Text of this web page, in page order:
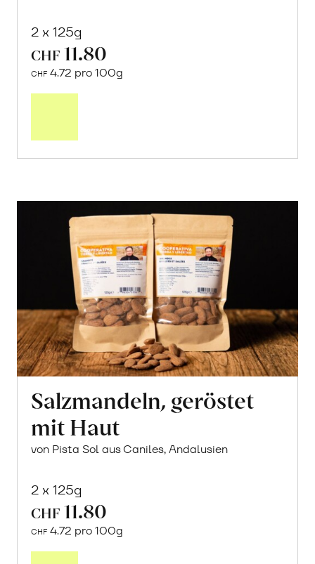
2 x 125g
CHF 11.80
CHF 4.72 pro 100g
Salzmandeln, geröstet
mit Haut
von Pista Sol aus Caniles, Andalusien
2 x 125g
CHF 11.80
CHF 4.72 pro 100g